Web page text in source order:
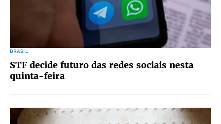
BRASIL
STF decide futuro das redes sociais nesta
quinta-feira